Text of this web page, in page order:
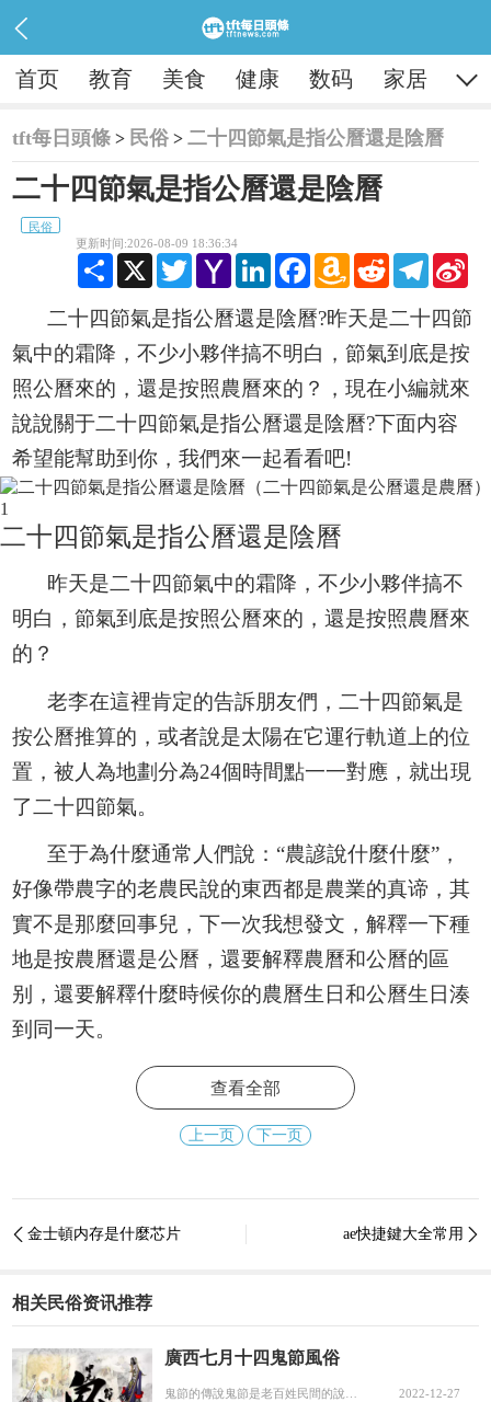

首页 教育 美食 健康 数码 家居
tft每日頭條 > 民俗 >二十四節氣是指公曆還是陰曆
二十四節氣是指公曆還是陰曆
民俗
更新时间:2026-08-09 18:36:34
Share
Twitter
Yahoo
Mail
LinkedIn Facebook Amazon
Wish
Reddit Telegram
二十四節氣是指公曆還是陰曆?昨天是二十四節
氣中的霜降，不少小夥伴搞不明白，節氣到底是按
照公曆來的，還是按照農曆來的？，現在小編就來
說說關于二十四節氣是指公曆還是陰曆?下面内容
希望能幫助到你，我們來一起看看吧!
二十四節氣是指公曆還是陰曆
昨天是二十四節氣中的霜降，不少小夥伴搞不
明白，節氣到底是按照公曆來的，還是按照農曆來
的？
老李在這裡肯定的告訴朋友們，二十四節氣是
按公曆推算的，或者說是太陽在它運行軌道上的位
置，被人為地劃分為24個時間點一一對應，就出現
了二十四節氣。
至于為什麼通常人們說：“農諺說什麼什麼”，
好像帶農字的老農民說的東西都是農業的真谛，其
實不是那麼回事兒，下一次我想發文，解釋一下種
地是按農曆還是公曆，還要解釋農曆和公曆的區
别，還要解釋什麼時候你的農曆生日和公曆生日湊
到同一天。
歡迎網友讨論這個問題。
更多精彩资讯请关注tft每日頭條
查看全部
上一页 下一页
金士頓内存是什麼芯片 
ae快捷鍵大全常用
相关民俗资讯推荐
廣西七月十四鬼節風俗
2022-12-27